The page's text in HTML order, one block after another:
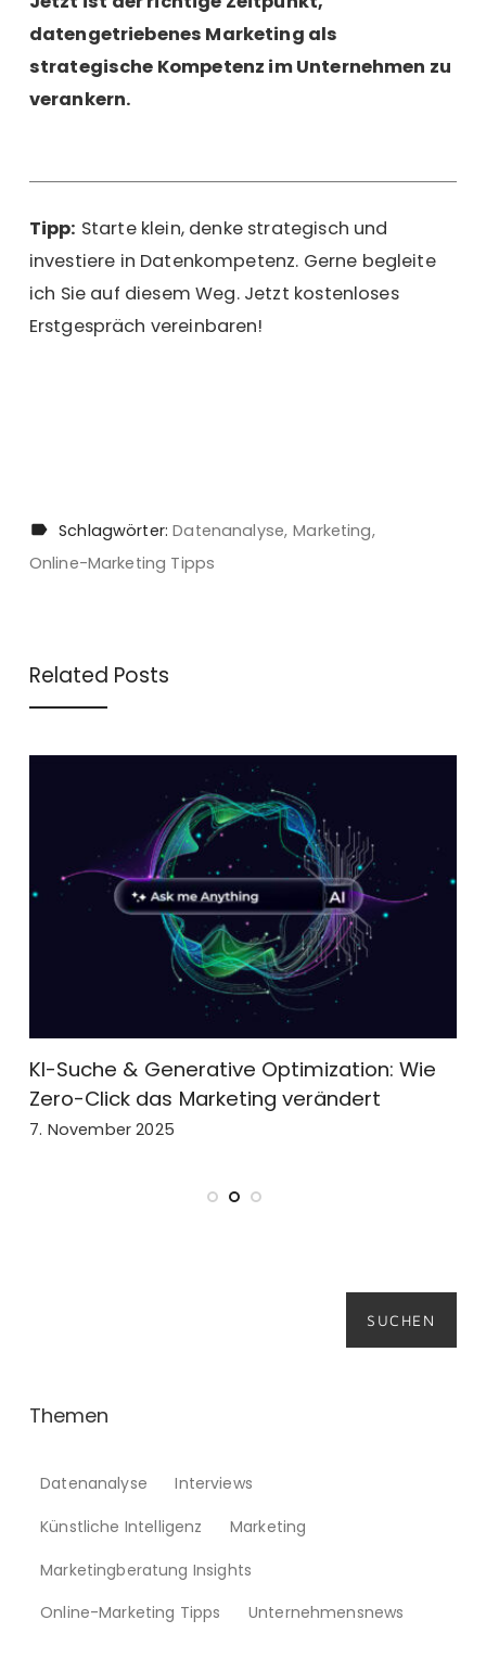
datengetriebenes Marketing als
strategische Kompetenz im Unternehmen zu
verankern.
Tipp: Starte klein, denke strategisch und
investiere in Datenkompetenz. Gerne begleite
ich Sie auf diesem Weg. Jetzt kostenloses
Erstgespräch vereinbaren!
Schlagwörter:Datenanalyse Marketing
Online-Marketing Tipps
Related Posts
Erfolg messen statt raten: Die wichtigsten
Online-Marketing-KPIs für Unternehmen
25. März 2025
SUCHEN
Themen
Datenanalyse
Interviews
Künstliche Intelligenz
Marketing
Marketingberatung Insights
Online-Marketing Tipps
Unternehmensnews